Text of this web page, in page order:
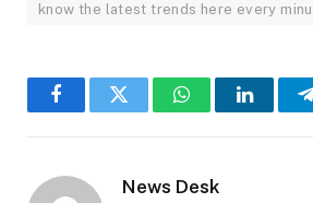
know the latest trends here every
FacebookTwitter WhatsApp
News Desk